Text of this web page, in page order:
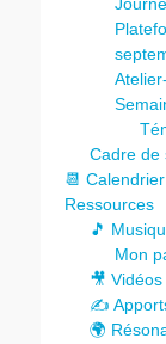
Cadre de
📆 Calendrier
Ressources
🎵
Mon
🎥 Vidéos
✍️
🌍